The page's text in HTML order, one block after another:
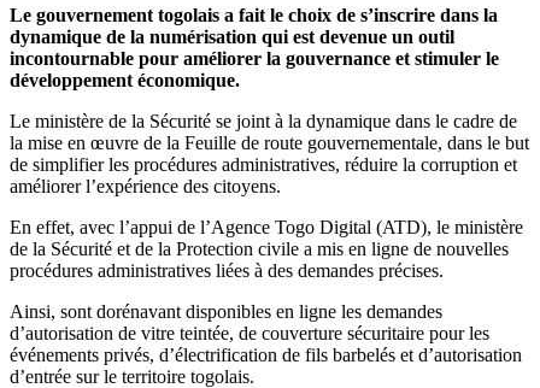
Le gouvernement togolais a fait le choix de s’inscrire dans la
dynamique de la numérisation qui est devenue un outil
incontournable pour améliorer la gouvernance et stimuler le
développement économique.
Le ministère de la Sécurité se joint à la dynamique dans le cadre de
la mise en œuvre de la Feuille de route gouvernementale, dans le but
de simplifier les procédures administratives, réduire la corruption et
améliorer l’expérience des citoyens.
En effet, avec l’appui de l’Agence Togo Digital (ATD), le ministère
de la Sécurité et de la Protection civile a mis en ligne de nouvelles
procédures administratives liées à des demandes précises.
Ainsi, sont dorénavant disponibles en ligne les demandes
d’autorisation de vitre teintée, de couverture sécuritaire pour les
événements privés, d’électrification de fils barbelés et d’autorisation
d’entrée sur le territoire togolais.